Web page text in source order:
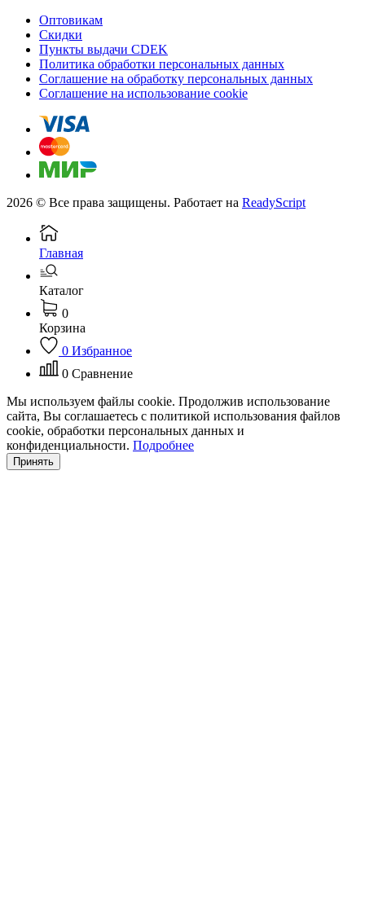
Оптовикам
Скидки
Пункты выдачи CDEK
Политика обработки персональных данных
Соглашение на обработку персональных данных
Соглашение на использование cookie
2026 © Все права защищены. Работает на ReadyScript
Главная
Каталог
0
Корзина
0 Избранное
0 Сравнение
Мы используем файлы cookie. Продолжив использование
сайта, Вы соглашаетесь с политикой использования файлов
cookie, обработки персональных данных и
конфиденциальности. Подробнее
Принять